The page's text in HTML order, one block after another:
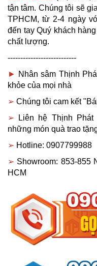
tận tâm. Chúng tôi sẽ
TPHCM, từ 2-4 ngày
đến tay Quý khách
chất lượng.
---------------------------
► Nhân sâm Thịnh
khỏe của mọi nhà
➢ Chúng tôi cam kết
➢
Liên hệ Thịnh
những món quà trao
➢ Hotline: 0907799988
➢ Showroom: 853-855
HCM